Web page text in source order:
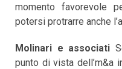
momento favorevole
potersi protrarre anche
Molinari e associati
punto di vista dell’m&a